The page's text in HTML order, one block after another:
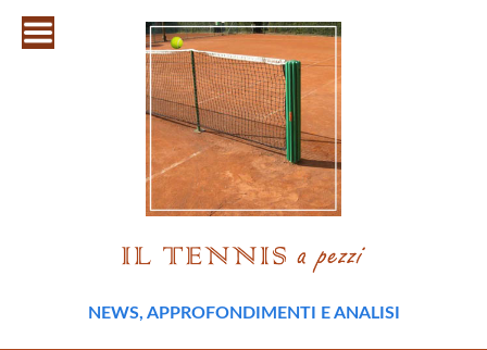
NEWS, APPROFONDIMENTI E ANALISI